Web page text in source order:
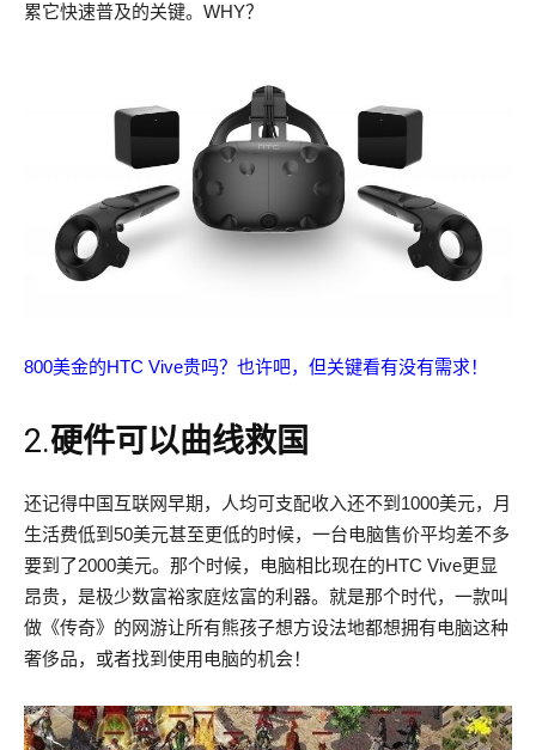
累它快速普及的关键。WHY？
800美金的HTC Vive贵吗？也许吧，但关键看有没有需求！
2.硬件可以曲线救国
还记得中国互联网早期，人均可支配收入还不到1000美元，月
生活费低到50美元甚至更低的时候，一台电脑售价平均差不多
要到了2000美元。那个时候，电脑相比现在的HTC Vive更显
昂贵，是极少数富裕家庭炫富的利器。就是那个时代，一款叫
做《传奇》的网游让所有熊孩子想方设法地都想拥有电脑这种
奢侈品，或者找到使用电脑的机会！